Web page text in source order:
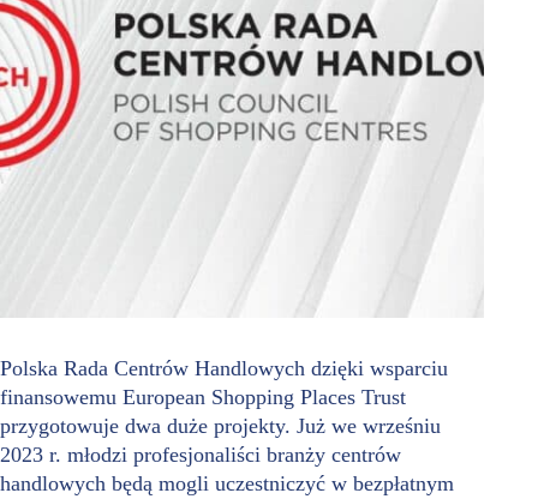
Polska Rada Centrów Handlowych dzięki wsparciu
finansowemu European Shopping Places Trust
przygotowuje dwa duże projekty. Już we wrześniu
2023 r. młodzi profesjonaliści branży centrów
handlowych będą mogli uczestniczyć w bezpłatnym